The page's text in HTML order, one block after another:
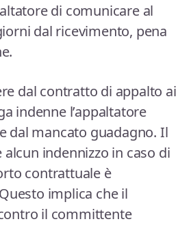
di comunicare al
dal ricevimento, pena
dal contratto di appalto ai
indenne l’appaltatore
dal mancato guadagno. Il
indennizzo in caso di
contrattuale è
implica che il
il committente